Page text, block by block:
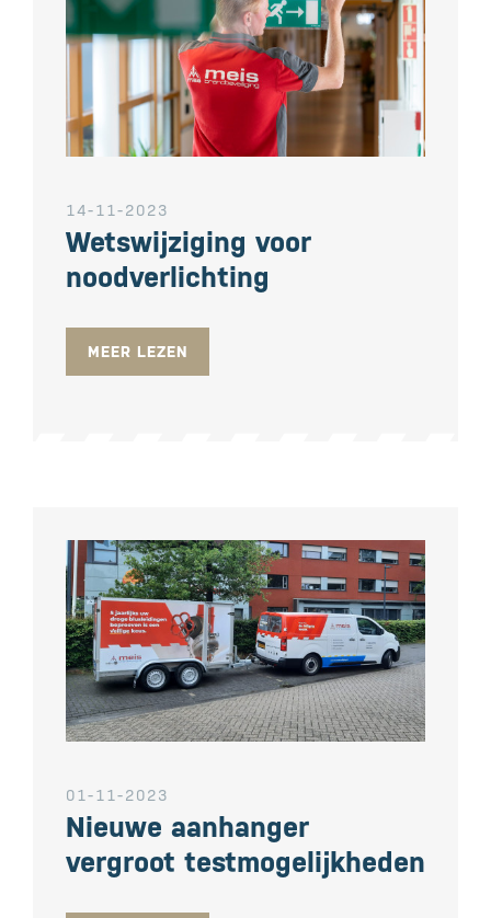
14-11-2023
Wetswijziging voor
noodverlichting
MEER LEZEN
01-11-2023
Nieuwe aanhanger
vergroot testmogelijkheden